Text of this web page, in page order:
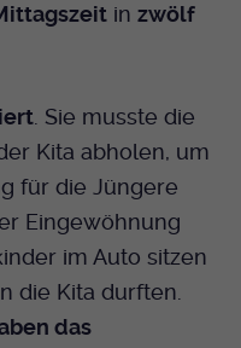
in zwölf
. Sie musste die
Kita abholen, um
für die Jüngere
Eingewöhnung
im Auto sitzen
die Kita durften.
das